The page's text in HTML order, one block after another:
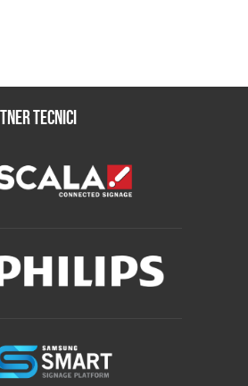
tecnici